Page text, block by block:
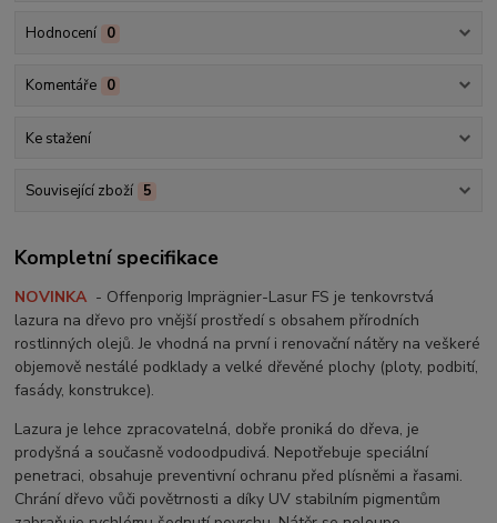
Hodnocení 0
Komentáře 0
Ke stažení
Související zboží 5
Kompletní specifikace
NOVINKA - Offenporig Imprägnier-Lasur FS je tenkovrstvá
lazura na dřevo pro vnější prostředí s obsahem přírodních
rostlinných olejů. Je vhodná na první i renovační nátěry na veškeré
objemově nestálé podklady a velké dřevěné plochy (ploty, podbití,
fasády, konstrukce).
Lazura je lehce zpracovatelná, dobře proniká do dřeva, je
prodyšná a současně vodoodpudivá. Nepotřebuje speciální
penetraci, obsahuje preventivní ochranu před plísněmi a řasami.
Chrání dřevo vůči povětrnosti a díky UV stabilním pigmentům